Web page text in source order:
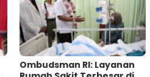
Ombudsman RI: Layanan